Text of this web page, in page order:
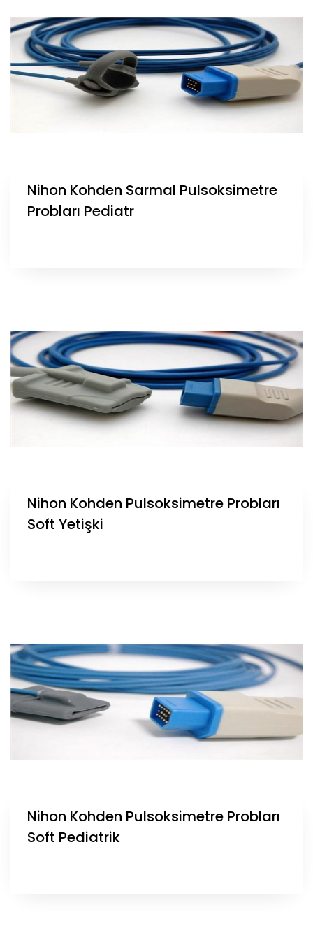
Nihon Kohden Sarmal Pulsoksimetre
Probları Pediatr
Nihon Kohden Pulsoksimetre Probları
Soft Yetişki
Nihon Kohden Pulsoksimetre Probları
Soft Pediatrik